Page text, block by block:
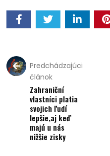
Predchádzajúci
článok
Zahraniční
vlastníci platia
svojich ľudí
lepšie,aj keď
majú u nás
nižšie zisky